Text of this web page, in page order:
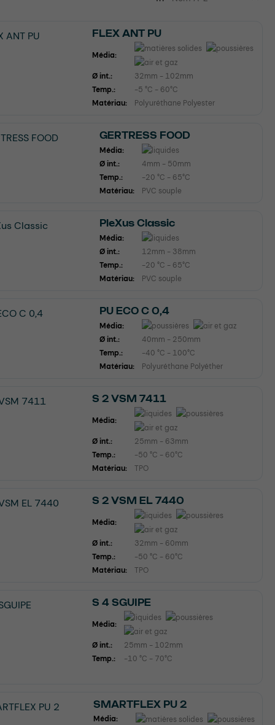
FLEX ANT PU
Média:
Ø int.:
32mm - 102mm
Temp.:
-5 °C - 60°C
Matériau:
Polyuréthane Polyester
GERTRESS FOOD
Média:
Ø int.:
4mm - 50mm
Temp.:
-20 °C - 65°C
Matériau:
PVC souple
PleXus Classic
Média:
Ø int.:
12mm - 38mm
Temp.:
-20 °C - 65°C
Matériau:
PVC souple
PU ECO C 0,4
Média:
Ø int.:
40mm - 250mm
Temp.:
-40 °C - 100°C
Matériau:
Polyuréthane Polyéther
S 2 VSM 7411
Média:
Ø int.:
25mm - 63mm
Temp.:
-50 °C - 60°C
Matériau:
TPO
S 2 VSM EL 7440
Média:
Ø int.:
32mm - 60mm
Temp.:
-50 °C - 60°C
Matériau:
TPO
S 4 SGUIPE
Média:
Ø int.:
25mm - 102mm
Temp.:
-10 °C - 70°C
SMARTFLEX PU 2
Média: